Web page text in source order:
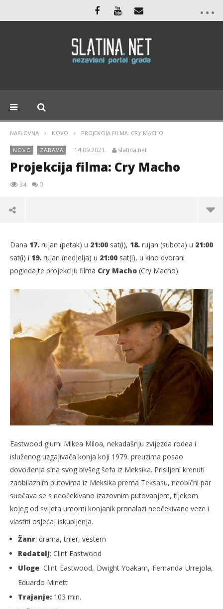
NASLOVNA NOVO PROJEKCIJA FILMA: CRY MACHO
NOVO ZABAVA 14.09.2021. slatina.net
Projekcija filma: Cry Macho
34 0
TRENUTNO OTVORENO
Projekcija filma: Cry Macho
14.09.2021.
slatina.net
Dana 17. rujan (petak) u 21:00 sat(i), 18. rujan (subota) u 21:00
sat(i) i 19. rujan (nedjelja) u 21:00 sat(i), u kino dvorani
pogledajte projekciju filma Cry Macho (Cry Macho).
Eastwood glumi Mikea Miloa, nekadašnju zvijezda rodea i
isluženog uzgajivača konja koji 1979. preuzima posao
dovođenja sina svog bivšeg šefa iz Meksika. Prisiljeni krenuti
zaobilaznim putovima iz Meksika prema Teksasu, neobični par
suočava se s neočekivano izazovnim putovanjem, tijekom
kojeg od svijeta umorni konjanik pronalazi neočekivane veze i
vlastiti osjećaj iskupljenja.
Žanr: drama, triler, vestern
Redatelj: Clint Eastwood
Uloge: Clint Eastwood, Dwight Yoakam, Fernanda Urrejola,
Eduardo Minett
Trajanje: 103 min.